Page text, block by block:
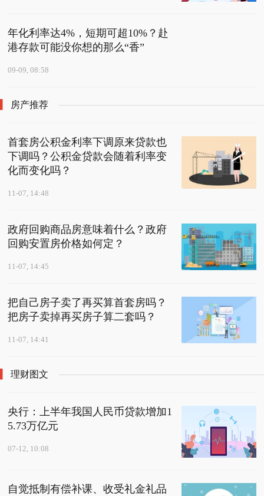
年化利率达4%，短期可超10%？赴
港存款可能没你想的那么“香”
09-09, 08:58
房产推荐
首套房公积金利率下调原来贷款也
下调吗？公积金贷款会随着利率变
化而变化吗？
11-07, 14:48
政府回购商品房意味着什么？政府
回购安置房价格如何定？
11-07, 14:45
把自己房子卖了再买算首套房吗？
把房子卖掉再买房子算二套吗？
11-07, 14:41
理财图文
央行：上半年我国人民币贷款增加1
5.73万亿元
07-12, 10:08
自觉抵制有偿补课、收受礼金礼品